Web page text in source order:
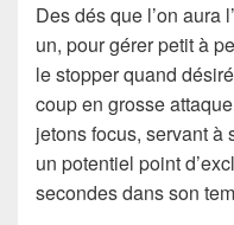
Des dés que l’on aura
un, pour gérer petit à
le stopper quand
coup en grosse
jetons focus, servant à
un potentiel point
secondes dans son